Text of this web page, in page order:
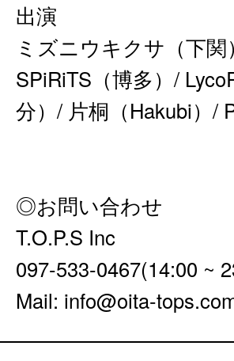
出演
ミズニウキクサ（下関
SPiRiTS（博多）/
分）/ 片桐（Hakubi）/
◎お問い合わせ
T.O.P.S Inc
097-533-0467(14:00 ~
Mail: info@oita-